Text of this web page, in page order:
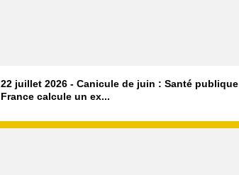
22 juillet 2026 - Canicule de juin : Santé publique
France calcule un ex...